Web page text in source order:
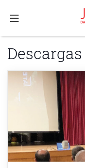
Descargas